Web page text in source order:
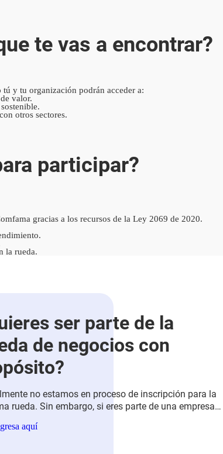
te vas a encontrar?
tú y tu organización podrán acceder a:
valor.
otros sectores.
participar?
gracias a los recursos de la Ley 2069 de 2020.
la rueda.
ser parte de la
de negocios con
no estamos en proceso de inscripción para la
rueda. Sin embargo, si eres parte de una empresa
social que quiere impulsar sus capacidades por
aquí